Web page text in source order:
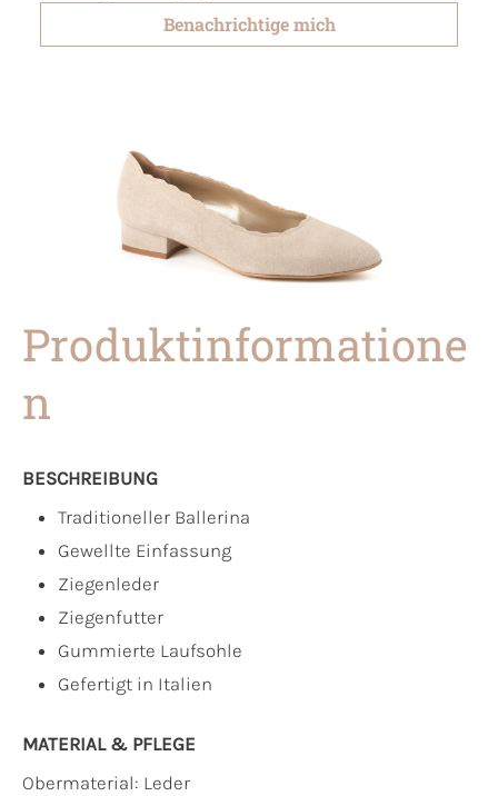
Benachrichtige mich
Produktinformatione
n
BESCHREIBUNG
Traditioneller Ballerina
Gewellte Einfassung
Ziegenleder
Ziegenfutter
Gummierte Laufsohle
Gefertigt in Italien
MATERIAL & PFLEGE
Obermaterial: Leder